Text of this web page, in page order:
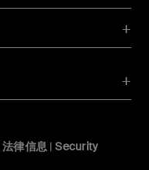
法律信息 |Security